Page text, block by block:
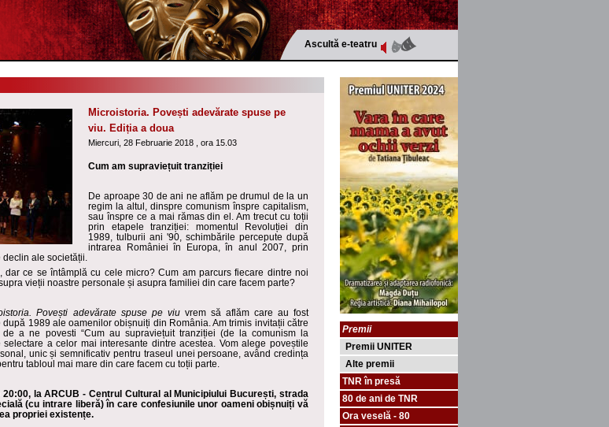
Ascultă e-teatru
Microistoria. Povești adevărate spuse pe
viu. Ediția a doua
Miercuri, 28 Februarie 2018 , ora 15.03
Cum am supraviețuit tranziției
De aproape 30 de ani ne aflăm pe drumul de la un
regim la altul, dinspre comunism înspre capitalism,
sau înspre ce a mai rămas din el. Am trecut cu toții
prin etapele tranziției: momentul Revoluției din
1989, tulburii ani '90, schimbările percepute după
intrarea României în Europa, în anul 2007, prin
declin ale societății.
dar ce se întâmplă cu cele micro? Cum am parcurs fiecare dintre noi
vieții noastre personale și asupra familiei din care facem parte?
Povești adevărate spuse pe viuvrem să aflăm care au fost
1989 ale oamenilor obișnuiți din România. Am trimis invitații către
a ne povesti “Cum au supraviețuit tranziției (de la comunism la
a celor mai interesante dintre acestea. Vom alege poveștile
unic și semnificativ pentru traseul unei persoane, având credința
tabloul mai mare din care facem cu toții parte.
la ARCUB - Centrul Cultural al Municipiului București, strada
(cu intrare liberă) în care confesiunile unor oameni obișnuiți vă
propriei existențe.
Premii
Premii UNITER
Alte premii
TNR în presă
80 de ani de TNR
Ora veselă - 80